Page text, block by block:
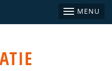
MENU
Toggle